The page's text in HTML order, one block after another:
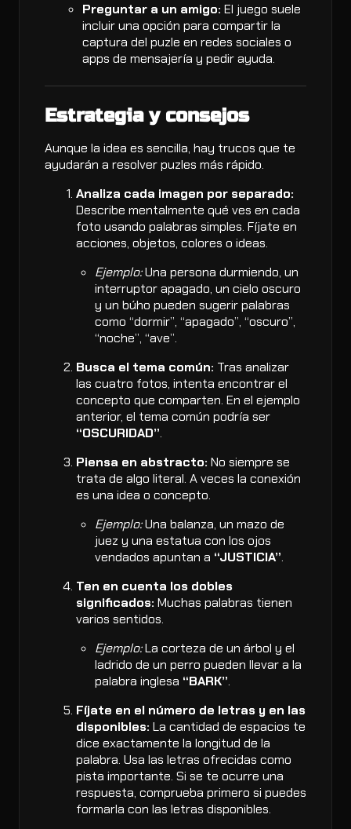
Preguntar a un amigo: El juego suele
incluir una opción para compartir la
captura del puzle en redes sociales o
apps de mensajería y pedir ayuda.
Estrategia y consejos
Aunque la idea es sencilla, hay trucos que te
ayudarán a resolver puzles más rápido.
Analiza cada imagen por separado:
Describe mentalmente qué ves en cada
foto usando palabras simples. Fíjate en
acciones, objetos, colores o ideas.
Ejemplo:Una persona durmiendo, un
interruptor apagado, un cielo oscuro
y un búho pueden sugerir palabras
como “dormir”, “apagado”, “oscuro”,
“noche”, “ave”.
Busca el tema común: Tras analizar
las cuatro fotos, intenta encontrar el
concepto que comparten. En el ejemplo
anterior, el tema común podría ser
“OSCURIDAD”.
Piensa en abstracto: No siempre se
trata de algo literal. A veces la conexión
es una idea o concepto.
Ejemplo:Una balanza, un mazo de
juez y una estatua con los ojos
vendados apuntan a “JUSTICIA”.
Ten en cuenta los dobles
significados: Muchas palabras tienen
varios sentidos.
Ejemplo:La corteza de un árbol y el
ladrido de un perro pueden llevar a la
palabra inglesa “BARK”.
Fíjate en el número de letras y en las
disponibles: La cantidad de espacios te
dice exactamente la longitud de la
palabra. Usa las letras ofrecidas como
pista importante. Si se te ocurre una
respuesta, comprueba primero si puedes
formarla con las letras disponibles.